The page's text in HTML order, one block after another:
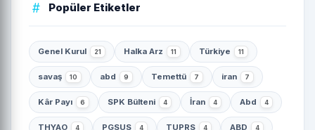
Popüler Etiketler
Genel Kurul 21 Halka Arz 11 Türkiye 11
savaş 10 abd 9 Temettü 7 iran 7
Kâr Payı 6 SPK Bülteni 4 İran 4 Abd 4
THYAO 4 PGSUS 4 TUPRS 4 ABD 4